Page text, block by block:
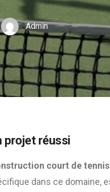
Admin
projet réussi
court de
dans ce domaine,